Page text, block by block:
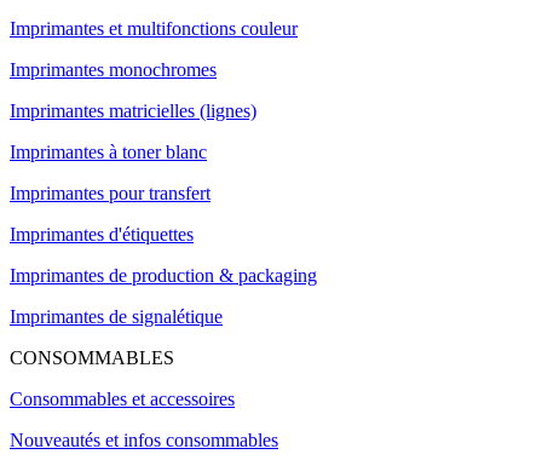
Imprimantes et multifonctions couleur
Imprimantes monochromes
Imprimantes matricielles (lignes)
Imprimantes à toner blanc
Imprimantes pour transfert
Imprimantes d'étiquettes
Imprimantes de production & packaging
Imprimantes de signalétique
CONSOMMABLES
Consommables et accessoires
Nouveautés et infos consommables